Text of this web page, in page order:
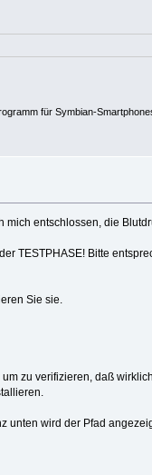
für Symbian-
entschlossen, die
TESTPHASE! Bitte
Sie sie.
zu verifizieren, daß
unten wird der Pfad